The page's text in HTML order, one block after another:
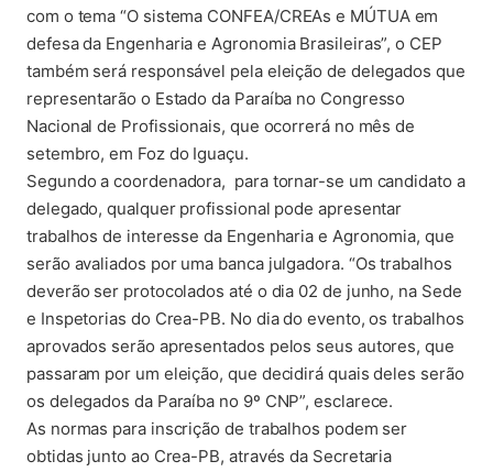
com o tema “O sistema CONFEA/CREAs e MÚTUA em
defesa da Engenharia e Agronomia Brasileiras”, o CEP
também será responsável pela eleição de delegados que
representarão o Estado da Paraíba no Congresso
Nacional de Profissionais, que ocorrerá no mês de
setembro, em Foz do Iguaçu.
Segundo a coordenadora, para tornar-se um candidato a
delegado, qualquer profissional pode apresentar
trabalhos de interesse da Engenharia e Agronomia, que
serão avaliados por uma banca julgadora. “Os trabalhos
deverão ser protocolados até o dia 02 de junho, na Sede
e Inspetorias do Crea-PB. No dia do evento, os trabalhos
aprovados serão apresentados pelos seus autores, que
passaram por um eleição, que decidirá quais deles serão
os delegados da Paraíba no 9º CNP”, esclarece.
As normas para inscrição de trabalhos podem ser
obtidas junto ao Crea-PB, através da Secretaria